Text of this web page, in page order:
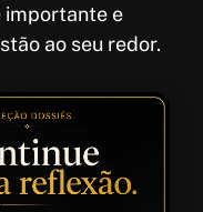
importante e
ao seu redor.